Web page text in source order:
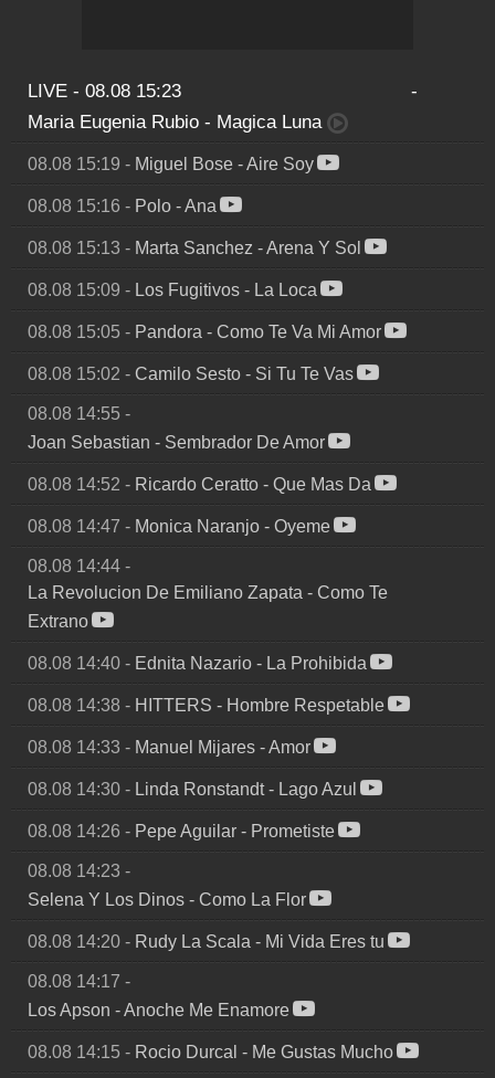
LIVE - 08.08 15:23 -
Maria Eugenia Rubio - Magica Luna
08.08 15:19 - Miguel Bose -Aire Soy
08.08 15:16 - Polo -Ana
08.08 15:13 - Marta Sanchez -Arena Y Sol
08.08 15:09 - Los Fugitivos - La Loca
08.08 15:05 - Pandora - Como Te Va Mi Amor
08.08 15:02 - Camilo Sesto - Si Tu Te Vas
08.08 14:55 -
Joan Sebastian - Sembrador De Amor
08.08 14:52 - Ricardo Ceratto - Que Mas Da
08.08 14:47 - Monica Naranjo - Oyeme
08.08 14:44 -
La Revolucion De Emiliano Zapata - Como Te
Extrano
08.08 14:40 - Ednita Nazario - La Prohibida
08.08 14:38 - HITTERS - Hombre Respetable
08.08 14:33 - Manuel Mijares -Amor
08.08 14:30 - Linda Ronstandt- Lago Azul
08.08 14:26 - Pepe Aguilar - Prometiste
08.08 14:23 -
Selena Y Los Dinos - Como La Flor
08.08 14:20 - Rudy La Scala - Mi Vida Eres tu
08.08 14:17 -
Los Apson -Anoche Me Enamore
08.08 14:15 - Rocio Durcal - Me Gustas Mucho